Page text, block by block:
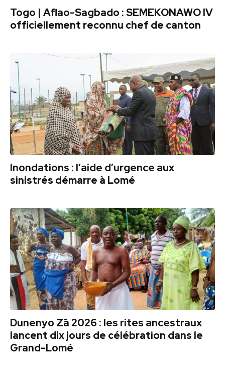
Togo | Aflao-Sagbado : SEMEKONAWO IV
officiellement reconnu chef de canton
Inondations : l’aide d’urgence aux
sinistrés démarre à Lomé
Dunenyo Zā 2026 : les rites ancestraux
lancent dix jours de célébration dans le
Grand-Lomé